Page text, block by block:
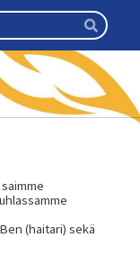
Haku
Hae
seniorit ry
(haitari) sekä